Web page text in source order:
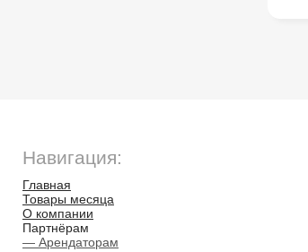
Навигация:
Главная
Товары месяца
О компании
Партнёрам
— Арендаторам